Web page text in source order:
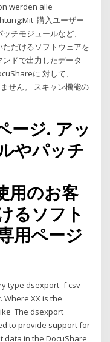
werden alle
購入ユーザー
チモジュールなど、
だけるソフトウェアを
ドで出力したデータ
に 対して、
せん。 スキャン機能の
ージ. アッ
やパッチ
用のお客
るソフト
用ページ
type dsexport -f csv -
Where XX is the
The dsexport
to provide support for
in the DocuShare